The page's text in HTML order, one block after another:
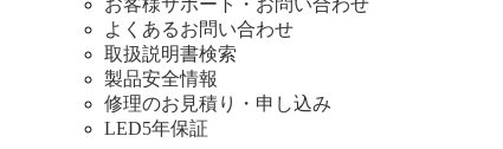
お客様サポート・お問い合わせ
よくあるお問い合わせ
取扱説明書検索
製品安全情報
修理のお見積り・申し込み
LED5年保証